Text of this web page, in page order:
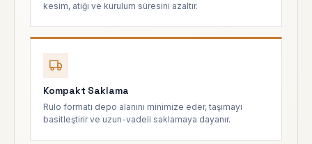
kesim, atığı ve kurulum süresini azaltır.
Kompakt Saklama
Rulo formatı depo alanını minimize eder, taşımayı
basitleştirir ve uzun-vadeli saklamaya dayanır.